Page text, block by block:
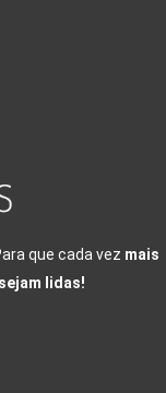
que cada vez mais
lidas!